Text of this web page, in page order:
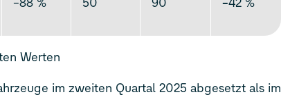
Werten
im zweiten Quartal 2025 abgesetzt als im